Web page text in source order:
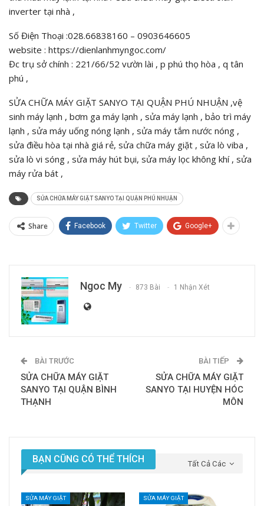
inverter tại nhà ,
Số Điện Thoại :028.66838160 – 0903646605
website : https://dienlanhmyngoc.com/
Đc trụ sở chính : 221/66/52 vườn lài , p phú thọ hòa , q tân
phú ,
SỬA CHỮA MÁY GIẶT SANYO TẠI QUẬN PHÚ NHUẬN ,vệ
sinh máy lạnh , bơm ga máy lạnh , sửa máy lạnh , bảo trì máy
lạnh , sửa máy uống nóng lạnh , sửa máy tắm nước nóng ,
sửa điều hòa tại nhà giá rẻ, sửa chữa máy giặt , sửa lò viba ,
sửa lò vi sóng , sửa máy hút bụi, sửa máy lọc không khí , sửa
máy rửa bát ,
SỬA CHỮA MÁY GIẶT SANYO TẠI QUẬN PHÚ NHUẬN
Share Facebook Twitter Google+
Ngoc My 873 Bài 1 Nhận Xét
BÀI TRƯỚC
SỬA CHỮA MÁY GIẶT
SANYO TẠI QUẬN BÌNH
THẠNH
BÀI TIẾP
SỬA CHỮA MÁY GIẶT
SANYO TẠI HUYỆN HÓC
MÔN
Tất Cả Các
BẠN CŨNG CÓ THỂ THÍCH
SỬA MÁY GIẶT SỬA MÁY GIẶT